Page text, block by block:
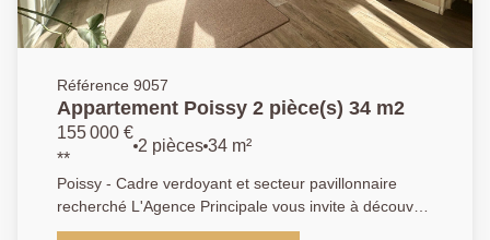
Référence 9057
Appartement Poissy 2 pièce(s) 34 m2
155 000 €
**
2 pièces 34 m²
Poissy - Cadre verdoyant et secteur pavillonnaire
recherché L'Agence Principale vous invite à découvrir
ce charmant 2 pièces de 34 m², situé en lisière de